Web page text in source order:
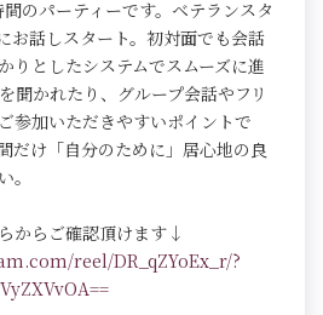
のパーティーです。ベテランスタ
お話しスタート。初対面でも会話
りとしたシステムでスムーズに進
聞かれたり、グループ会話やフリ
参加いただきやすいポイントで
だけ「自分のために」居心地の良
。
からご確認頂けます↓
reel/DR_qZYoEx_r/?